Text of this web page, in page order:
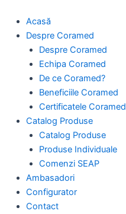
content
Acasă
Despre Coramed
Despre Coramed
Echipa Coramed
De ce Coramed?
Beneficiile Coramed
Certificatele Coramed
Catalog Produse
Catalog Produse
Produse Individuale
Comenzi SEAP
Ambasadori
Configurator
Contact